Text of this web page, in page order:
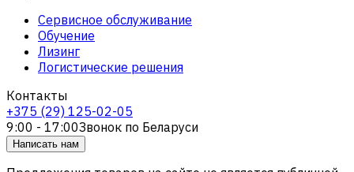
Сервисное обслуживание
Обучение
Лизинг
Логистические решения
Контакты
+375 (29) 125-02-05
9:00 - 17:00Звонок по Беларуси
Написать нам